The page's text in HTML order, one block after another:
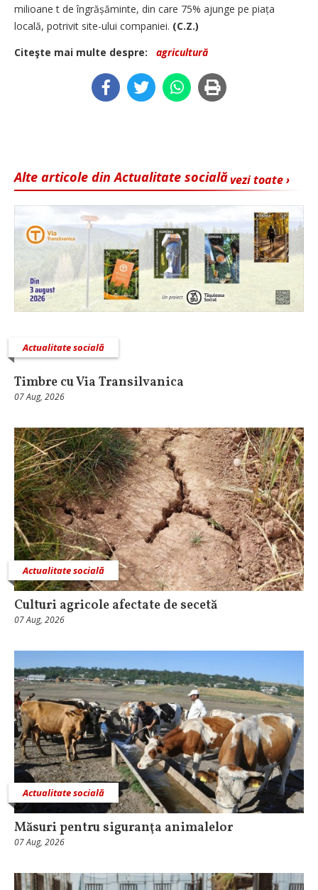
milioane t de îngrășăminte, din care 75% ajunge pe piața
locală, potrivit site-ului companiei. (C.Z.)
Citeşte mai multe despre:
agricultură
vezi toate ›
Alte articole din Actualitate socială
Actualitate socială
Timbre cu Via Transilvanica
07 Aug, 2026
Actualitate socială
Culturi agricole afectate de secetă
07 Aug, 2026
Actualitate socială
Măsuri pentru siguranţa animalelor
07 Aug, 2026